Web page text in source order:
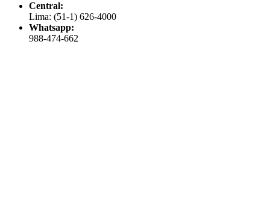
Central:
Lima: (51-1) 626-4000
Whatsapp:
988-474-662